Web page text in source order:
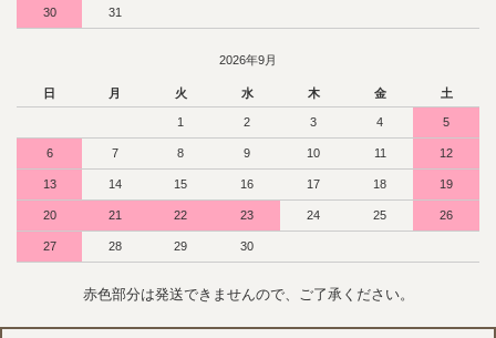
30 31
2026年9月
日 月 火 水 木 金 土
1 2 3 4 5
6 7 8 9 10 11 12
13 14 15 16 17 18 19
20 21 22 23 24 25 26
27 28 29 30
赤色部分は発送できませんので、ご了承ください。